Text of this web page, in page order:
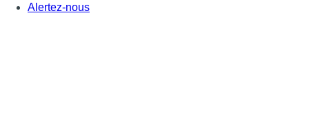
Alertez-nous